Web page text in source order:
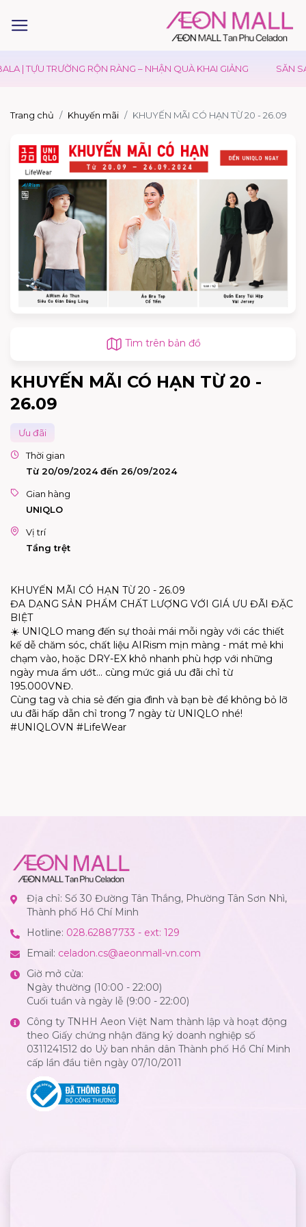
| TỰU TRƯỜNG RỘN RÀNG – NHẬN QUÀ KHAI GIẢNG SĂN
Trang chủ Khuyến mãi KHUYẾN MÃI CÓ HẠN TỪ 20 - 26.09
Tìm trên bản đồ
KHUYẾN MÃI CÓ HẠN TỪ 20 -
26.09
Ưu đãi
Thời gian
Từ 20/09/2024 đến 26/09/2024
Gian hàng
UNIQLO
Vị trí
Tầng trệt
KHUYẾN MÃI CÓ HẠN TỪ 20 - 26.09
ĐA DẠNG SẢN PHẨM CHẤT LƯỢNG VỚI GIÁ ƯU ĐÃI ĐẶC
BIỆT
☀️ UNIQLO mang đến sự thoải mái mỗi ngày với các thiết
kế dễ chăm sóc, chất liệu AIRism mịn màng - mát mẻ khi
chạm vào, hoặc DRY-EX khô nhanh phù hợp với những
ngày mưa ẩm ướt… cùng mức giá ưu đãi chỉ từ
195.000VNĐ.
Cùng tag và chia sẻ đến gia đình và bạn bè để không bỏ lỡ
ưu đãi hấp dẫn chỉ trong 7 ngày từ UNIQLO nhé!
#UNIQLOVN #LifeWear
Địa chỉ: Số 30 Đường Tân Thắng, Phường Tân Sơn Nhì,
Thành phố Hồ Chí Minh
Hotline: 028.62887733 - ext: 129
Email: celadon.cs@aeonmall-vn.com
Giờ mở cửa:
Ngày thường (10:00 - 22:00)
Cuối tuần và ngày lễ (9:00 - 22:00)
Công ty TNHH Aeon Việt Nam thành lập và hoạt động
theo Giấy chứng nhận đăng ký doanh nghiệp số
0311241512 do Uỷ ban nhân dân Thành phố Hồ Chí Minh
cấp lần đầu tiên ngày 07/10/2011